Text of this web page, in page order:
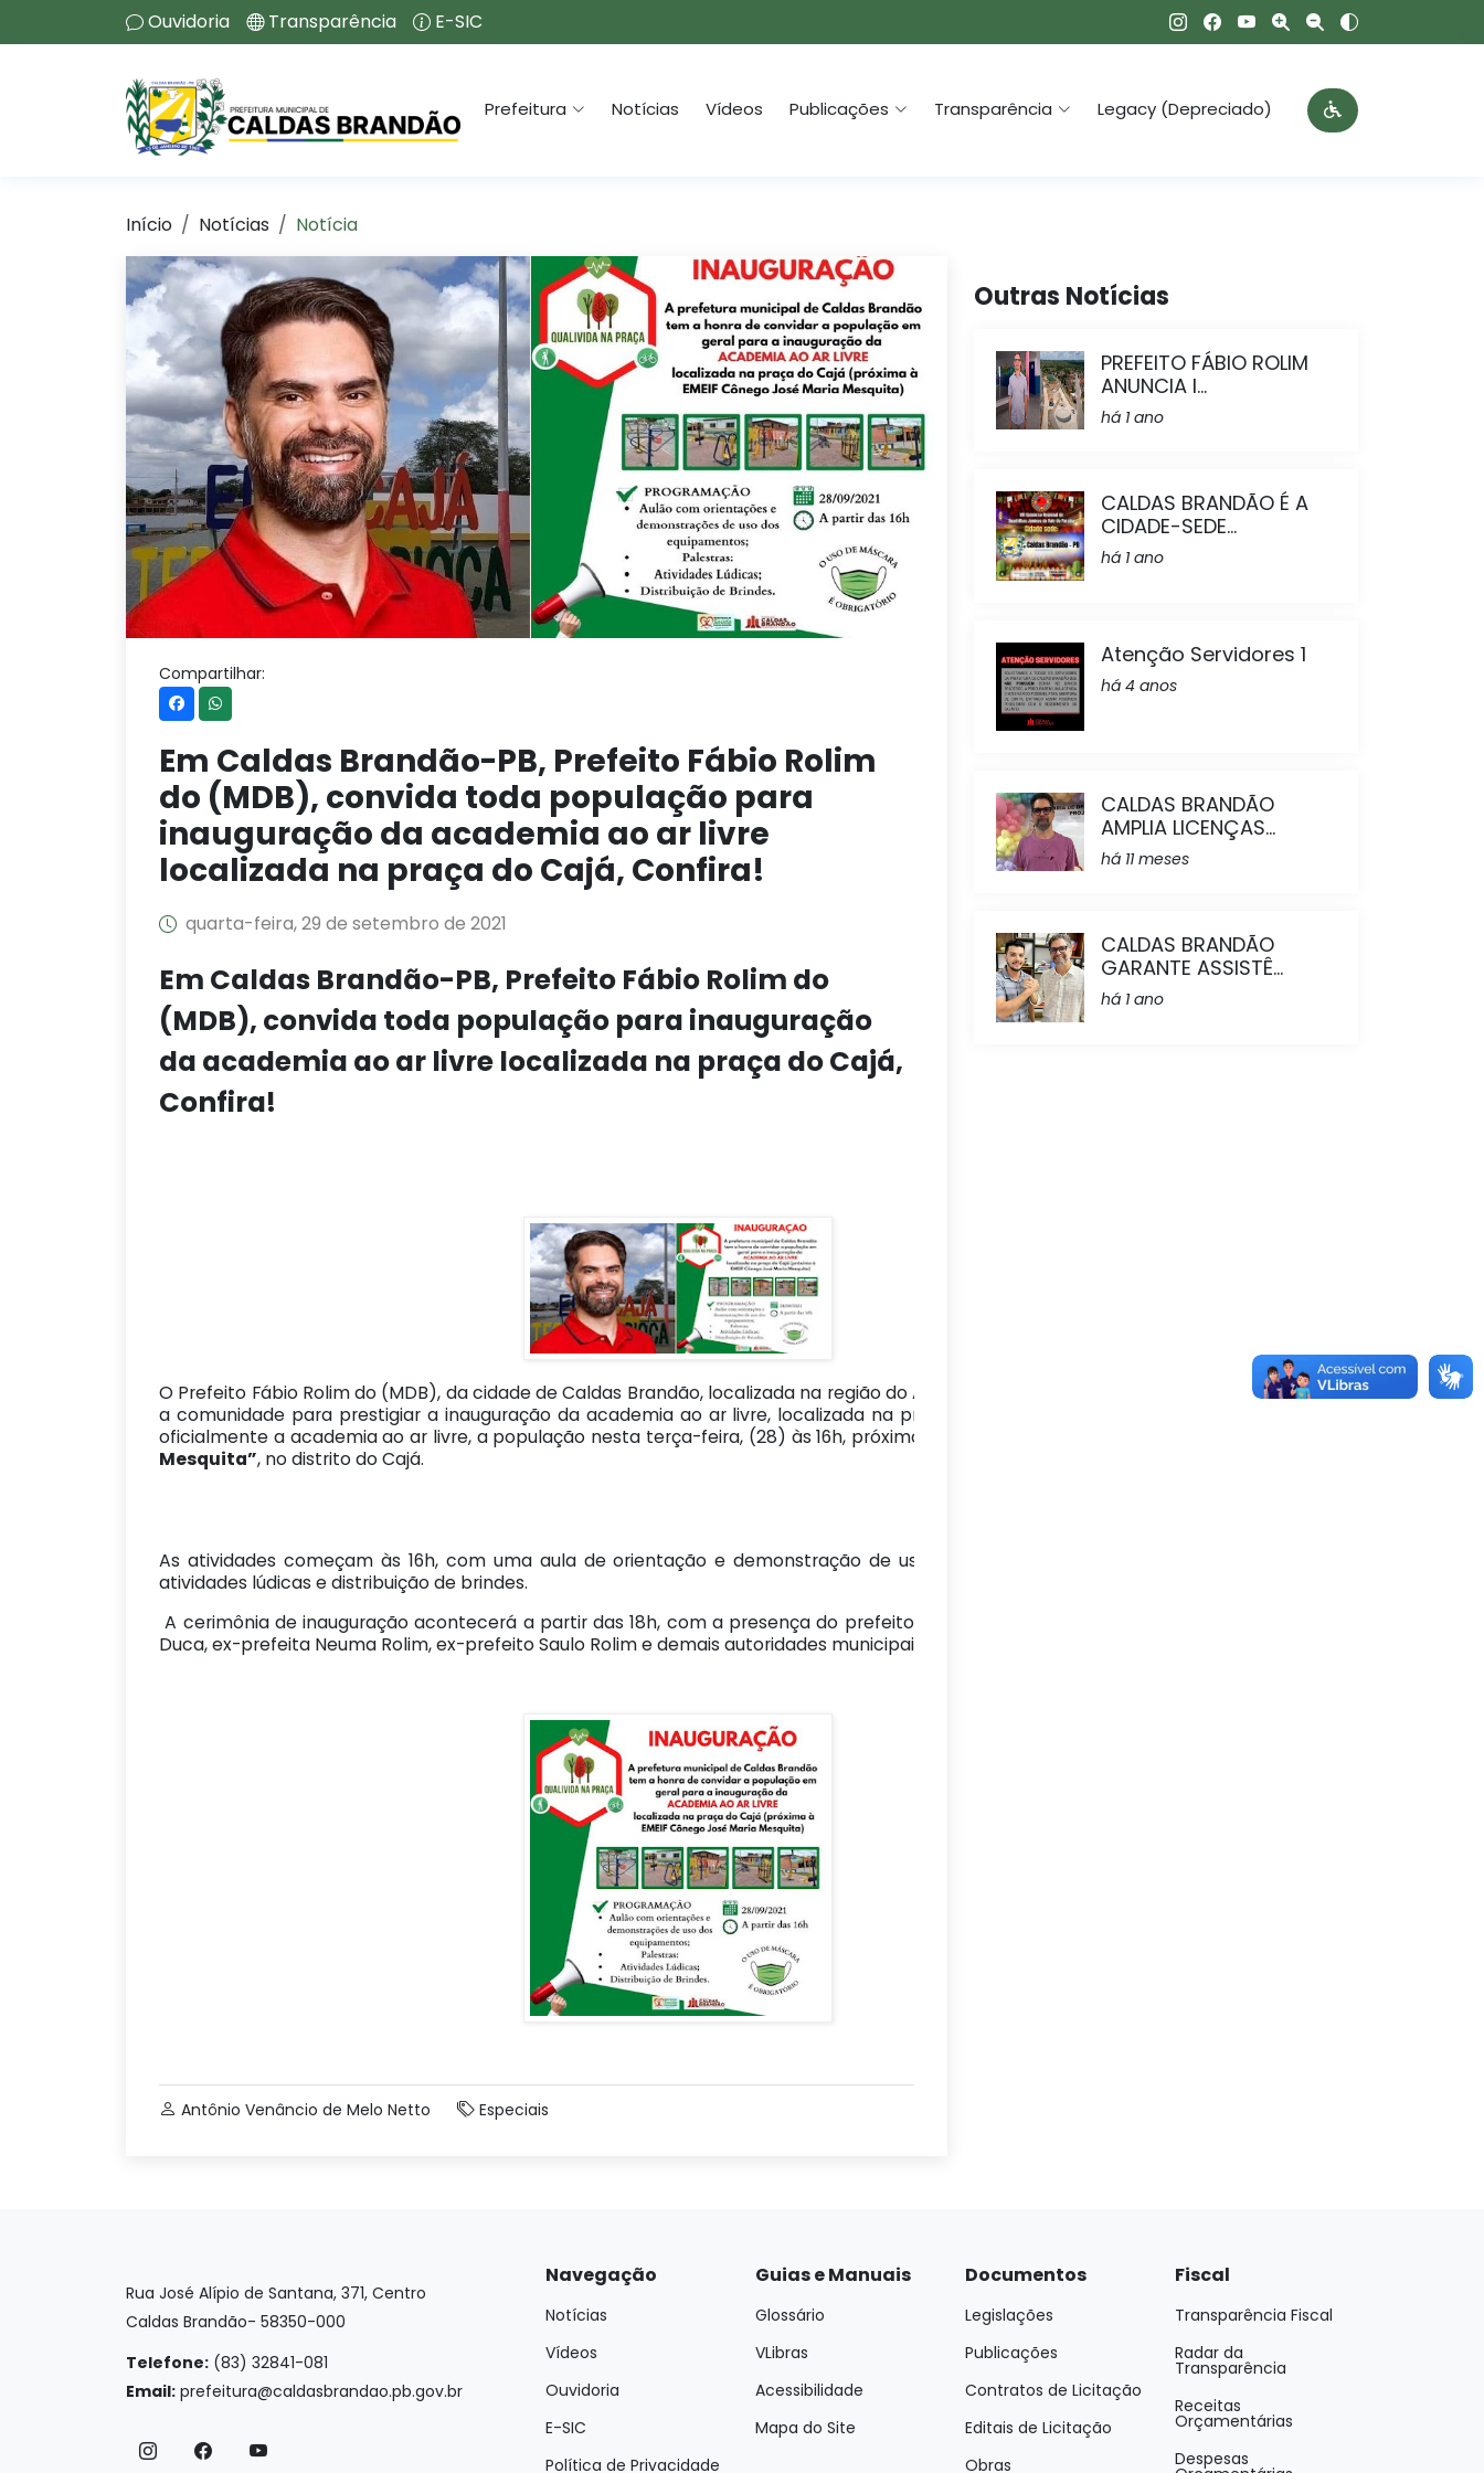
Ouvidoria Transparência E-SIC
Prefeitura Notícias Vídeos Publicações Transparência Legacy (Depreciado)
Início Notícias Notícia
Compartilhar:
Em Caldas Brandão-PB, Prefeito Fábio Rolim
do (MDB), convida toda população para
inauguração da academia ao ar livre
localizada na praça do Cajá, Confira!
quarta-feira, 29 de setembro de 2021
Em Caldas Brandão-PB, Prefeito Fábio Rolim do
(MDB), convida toda população para inauguração
da academia ao ar livre localizada na praça do Cajá,
Confira!
O Prefeito Fábio Rolim do (MDB), da cidade de Caldas Brandão, localizada na região do Agreste paraibano, convida toda
a comunidade para prestigiar a inauguração da academia ao ar livre, localizada na praça do Cajá, que será entregue
oficialmente a academia ao ar livre, a população nesta terça-feira, (28) às 16h, próximo a escola
Mesquita”, no distrito do Cajá.
As atividades começam às 16h, com uma aula de orientação e demonstração de uso dos equipamentos, palestras,
atividades lúdicas e distribuição de brindes.
A cerimônia de inauguração acontecerá a partir das 18h, com a presença do prefeito Fábio Rolim, do vice-prefeito Zé
Duca, ex-prefeita Neuma Rolim, ex-prefeito Saulo Rolim e demais autoridades municipais.
Antônio Venâncio de Melo Netto Especiais
Outras Notícias
PREFEITO FÁBIO ROLIM
ANUNCIA I...
há 1 ano
CALDAS BRANDÃO É A
CIDADE-SEDE...
há 1 ano
Atenção Servidores 1
há 4 anos
CALDAS BRANDÃO
AMPLIA LICENÇAS...
há 11 meses
CALDAS BRANDÃO
GARANTE ASSISTÊ...
há 1 ano
Rua José Alípio de Santana, 371, Centro
Caldas Brandão- 58350-000
Telefone: (83) 32841-081
Email: prefeitura@caldasbrandao.pb.gov.br
Navegação
Notícias
Vídeos
Ouvidoria
E-SIC
Política de Privacidade
Guias e Manuais
Glossário
VLibras
Acessibilidade
Mapa do Site
Documentos
Legislações
Publicações
Contratos de Licitação
Editais de Licitação
Obras
Fiscal
Transparência Fiscal
Radar da
Transparência
Receitas
Orçamentárias
Despesas